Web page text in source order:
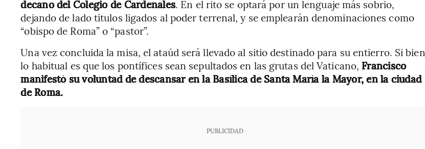
decano del Colegio de Cardenales. En el rito se optará por un lenguaje más sobrio,
dejando de lado títulos ligados al poder terrenal, y se emplearán denominaciones como
“obispo de Roma” o “pastor”.
Una vez concluida la misa, el ataúd será llevado al sitio destinado para su entierro. Si bien
lo habitual es que los pontífices sean sepultados en las grutas del Vaticano, Francisco
manifestó su voluntad de descansar en la Basílica de Santa María la Mayor, en la ciudad
de Roma.
PUBLICIDAD